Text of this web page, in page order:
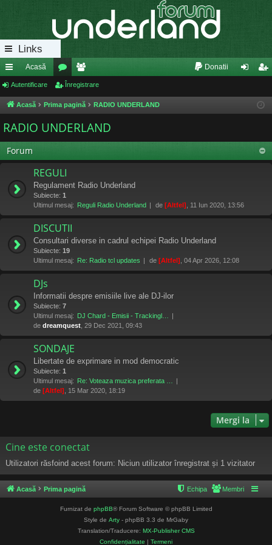
Links
eg
ăt
uri
ra
pi
Acasă
or
u
m
uri
e
m
bri
Donatii
ca
re
eg
ra
re
Autentificare Înregistrare
Acasă Prima pagină RADIO UNDERLAND
RADIO UNDERLAND
Forum
REGULI
Regulament Radio Underland
Subiecte: 1
Ultimul mesaj: Reguli Radio Underland de [Altfel] , 11 Iun 2020, 13:56
DISCUTII
Consultari diverse in cadrul echipei Radio Underland
Subiecte: 19
Ultimul mesaj: Re: Radio tcl updates de [Altfel] , 04 Apr 2026, 12:08
DJs
Informatii despre emisiile live ale DJ-ilor
Subiecte: 7
Ultimul mesaj: DJ Chard - Emisii - Trackingl…
de dreamquest , 29 Dec 2021, 09:43
SONDAJE
Libertate de exprimare in mod democratic
Subiecte: 1
Ultimul mesaj: Re: Voteaza muzica preferata …
de [Altfel] , 15 Mar 2020, 18:19
Mergi la
Cine este conectat
Utilizatori răsfoind acest forum: Niciun utilizator înregistrat și 1 vizitator
Acasă Prima pagină Membri
Echipa
Furnizat de phpBB® Forum Software © phpBB Limited
Style de Arty - phpBB 3.3 de MrGaby
Translation/Traducere: MX-Publisher CMS
Confidențialitate | Termeni